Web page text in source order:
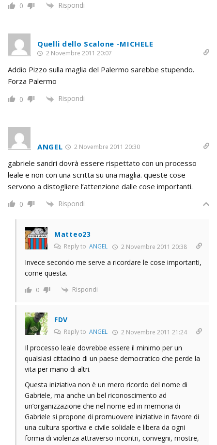
0 Rispondi
Quelli dello Scalone -MICHELE
2 Novembre 2011 20:07
Addio Pizzo sulla maglia del Palermo sarebbe stupendo.
Forza Palermo
0 Rispondi
ANGEL 2 Novembre 2011 20:30
gabriele sandri dovrà essere rispettato con un processo
leale e non con una scritta su una maglia. queste cose
servono a distogliere l’attenzione dalle cose importanti.
0 Rispondi
Matteo23
Reply to ANGEL 2 Novembre 2011 20:38
Invece secondo me serve a ricordare le cose importanti,
come questa.
0 Rispondi
FDV
Reply to ANGEL 2 Novembre 2011 21:24
Il processo leale dovrebbe essere il minimo per un
qualsiasi cittadino di un paese democratico che perde la
vita per mano di altri.
Questa iniziativa non è un mero ricordo del nome di
Gabriele, ma anche un bel riconoscimento ad
un’organizzazione che nel nome ed in memoria di
Gabriele si propone di promuovere iniziative in favore di
una cultura sportiva e civile solidale e libera da ogni
forma di violenza attraverso incontri, convegni, mostre,